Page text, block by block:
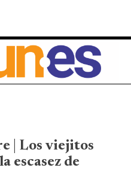
| Los viejitos
escasez de